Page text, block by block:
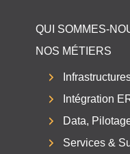
QUI SOMMES-
NOS MÉTIERS
Intégration
Data,
Services &